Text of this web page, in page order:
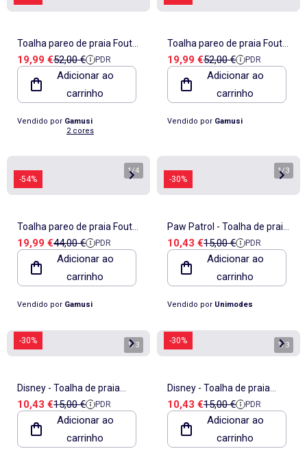
Toalha pareo de praia Fouta,
tecido em relevo - Gamusi.
Preço de venda
19,99 €Preço de referência
52,00 € PDR
Adicionar ao
carrinho
Vendido por Gamusi
2 cores
Toalha pareo de praia Fouta,
tecido em relevo - Gamusi.
Preço de venda
19,99 €Preço de referência
52,00 € PDR
Adicionar ao
carrinho
Vendido por Gamusi
-54%
1/4
Toalha pareo de praia Fouta,
tecido em relevo - Gamusi.
Preço de venda
19,99 €Preço de referência
44,00 € PDR
Adicionar ao
carrinho
Vendido por Gamusi
-30%
1/3
Paw Patrol - Toalha de praia
infantil Patrulha Pata
Preço de venda
10,43 €Preço de referência
15,00 € PDR
Adicionar ao
carrinho
Vendido por Unimodes
-30% 1/3
Disney - Toalha de praia
infantil Stitch
Preço de venda
10,43 €Preço de referência
15,00 € PDR
Adicionar ao
carrinho
-30% 1/3
Disney - Toalha de praia
infantil Stitch
Preço de venda
10,43 €Preço de referência
15,00 € PDR
Adicionar ao
carrinho